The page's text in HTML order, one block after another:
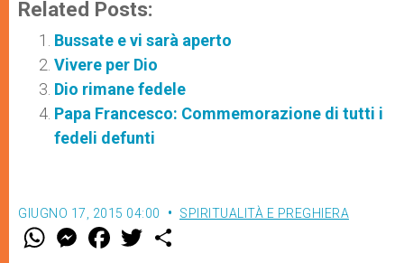
Related Posts:
Bussate e vi sarà aperto
Vivere per Dio
Dio rimane fedele
Papa Francesco: Commemorazione di tutti i
fedeli defunti
GIUGNO 17, 2015 04:00 SPIRITUALITÀ E PREGHIERA
W M
e
F
a w